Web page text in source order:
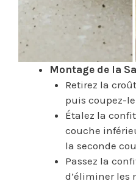
Montage de la
Retirez la
puis coupez-
Étalez la
couche
la seconde
Passez la
d’éliminer les